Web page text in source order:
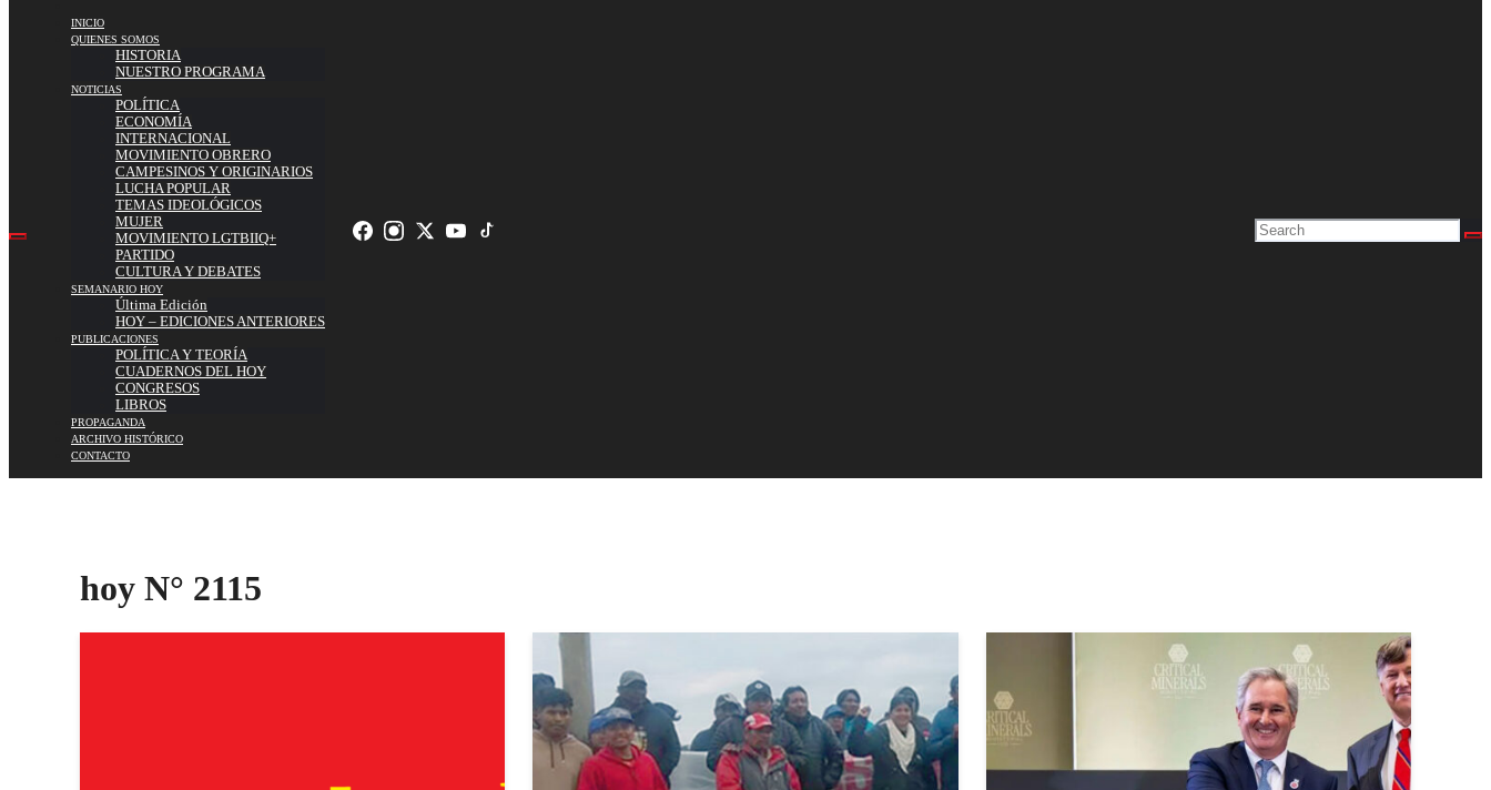
INICIO
QUIENES SOMOS
HISTORIA
NUESTRO PROGRAMA
NOTICIAS
POLÍTICA
ECONOMÍA
INTERNACIONAL
MOVIMIENTO OBRERO
CAMPESINOS Y ORIGINARIOS
LUCHA POPULAR
TEMAS IDEOLÓGICOS
MUJER
MOVIMIENTO LGTBIIQ+
PARTIDO
CULTURA Y DEBATES
SEMANARIO HOY
Última Edición
HOY – EDICIONES ANTERIORES
PUBLICACIONES
POLÍTICA Y TEORÍA
CUADERNOS DEL HOY
CONGRESOS
LIBROS
PROPAGANDA
ARCHIVO HISTÓRICO
CONTACTO
hoy N° 2115